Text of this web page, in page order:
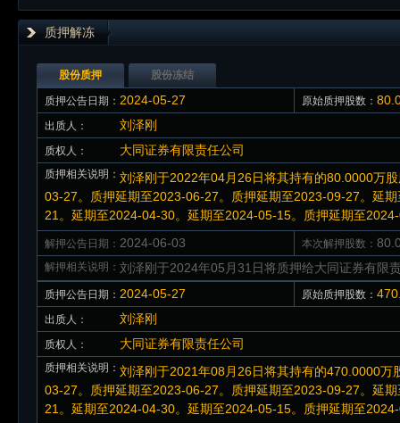
质押解冻
股份质押 股份冻结
质押公告日期： 2024-05-27 原始质押股数：
出质人： 刘泽刚
质权人： 大同证券有限责任公司
质押相关说明： 刘泽刚于2022年04月26日将其持有的80.0000万
03-27。质押延期至2023-06-27。质押延期至2023-09-27。延
21。延期至2024-04-30。延期至2024-05-15。质押延期至
解押公告日期： 2024-06-03 本次解押股数：
解押相关说明： 刘泽刚于2024年05月31日将质押给大同证券有限
质押公告日期： 2024-05-27 原始质押股数：
出质人： 刘泽刚
质权人： 大同证券有限责任公司
质押相关说明： 刘泽刚于2021年08月26日将其持有的470.0000
03-27。质押延期至2023-06-27。质押延期至2023-09-27。延
21。延期至2024-04-30。延期至2024-05-15。质押延期至